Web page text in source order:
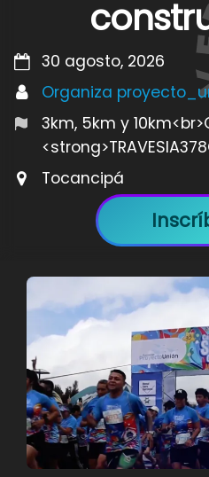
30 agosto, 2026
Organiza
3km, 5km y
Tocancipá